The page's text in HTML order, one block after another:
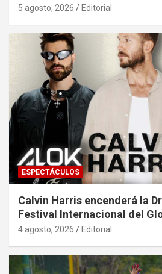
5 agosto, 2026 Editorial
ESPECTÁCULOS
Calvin Harris encenderá la
Festival Internacional del
4 agosto, 2026 Editorial